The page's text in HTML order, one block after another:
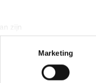
zijn
detailgedeeltein. U kunt uw
Marketing